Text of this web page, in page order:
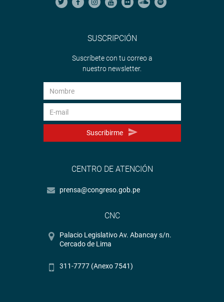
SUSCRIPCIÓN
Suscríbete con tu correo a
nuestro newsletter.
Suscribirme
CENTRO DE ATENCIÓN
prensa@congreso.gob.pe
CNC
Palacio Legislativo Av. Abancay s/n.
Cercado de Lima
311-7777 (Anexo 7541)